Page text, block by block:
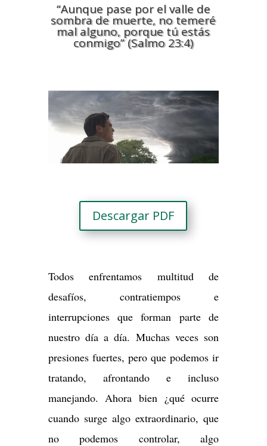
“Aunque pase por el valle de
sombra de muerte, no temeré
mal alguno, porque tú estás
conmigo” (Salmo 23:4)
Descargar PDF
Todos enfrentamos multitud de
desafíos, contratiempos e
interrupciones que forman parte de
nuestro día a día. Muchas veces son
presiones fuertes, pero que podemos ir
tratando, afrontando e incluso
manejando. Ahora bien ¿qué ocurre
cuando surge algo extraordinario, que
no podemos controlar, algo